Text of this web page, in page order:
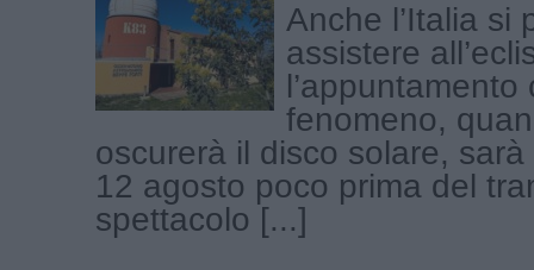
Anche l’Italia si
assistere
l’appuntamento
fenomeno,
oscurerà il disco solare,
12 agosto poco prima del
spettacolo [...]